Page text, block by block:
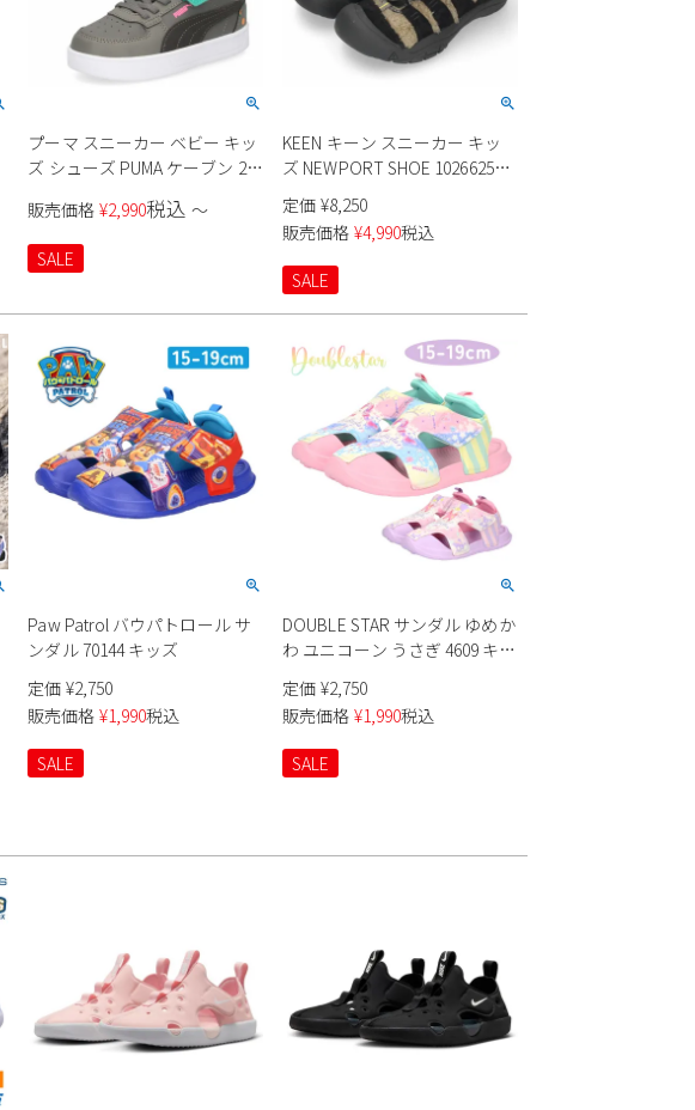
プーマ スニーカー ベビー キッ
ズ シューズ PUMA ケーブン 2.0
ント 395442 01 ホワイト 02 グ
レー 水玉 ベビー靴
販売価格 ¥2,990税込 〜
SALE
KEEN キーン スニーカー キッ
ズ NEWPORT SHOE 1026625
Tps Big Foot Gold ブラック 黒
ボア もこもこ 子供靴 サンダル
コンフォート アウトドア セー
ル 【tki】
定価 ¥8,250
販売価格 ¥4,990税込
SALE
Paw Patrol バウパトロール サ
ンダル 70144 キッズ
定価 ¥2,750
販売価格 ¥1,990税込
SALE
DOUBLE STAR サンダル ゆめか
わ ユニコーン うさぎ 4609 キッ
ズ
定価 ¥2,750
販売価格 ¥1,990税込
SALE